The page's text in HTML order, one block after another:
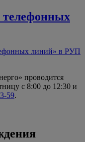
телефонных
линий» в РУП
проводится
с 8:00 до 12:30 и
59.